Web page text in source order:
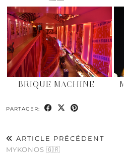
BRIQUE MACHINE
PARTAGER:
ARTICLE PRÉCÉDENT
MYKONOS 🇬🇷